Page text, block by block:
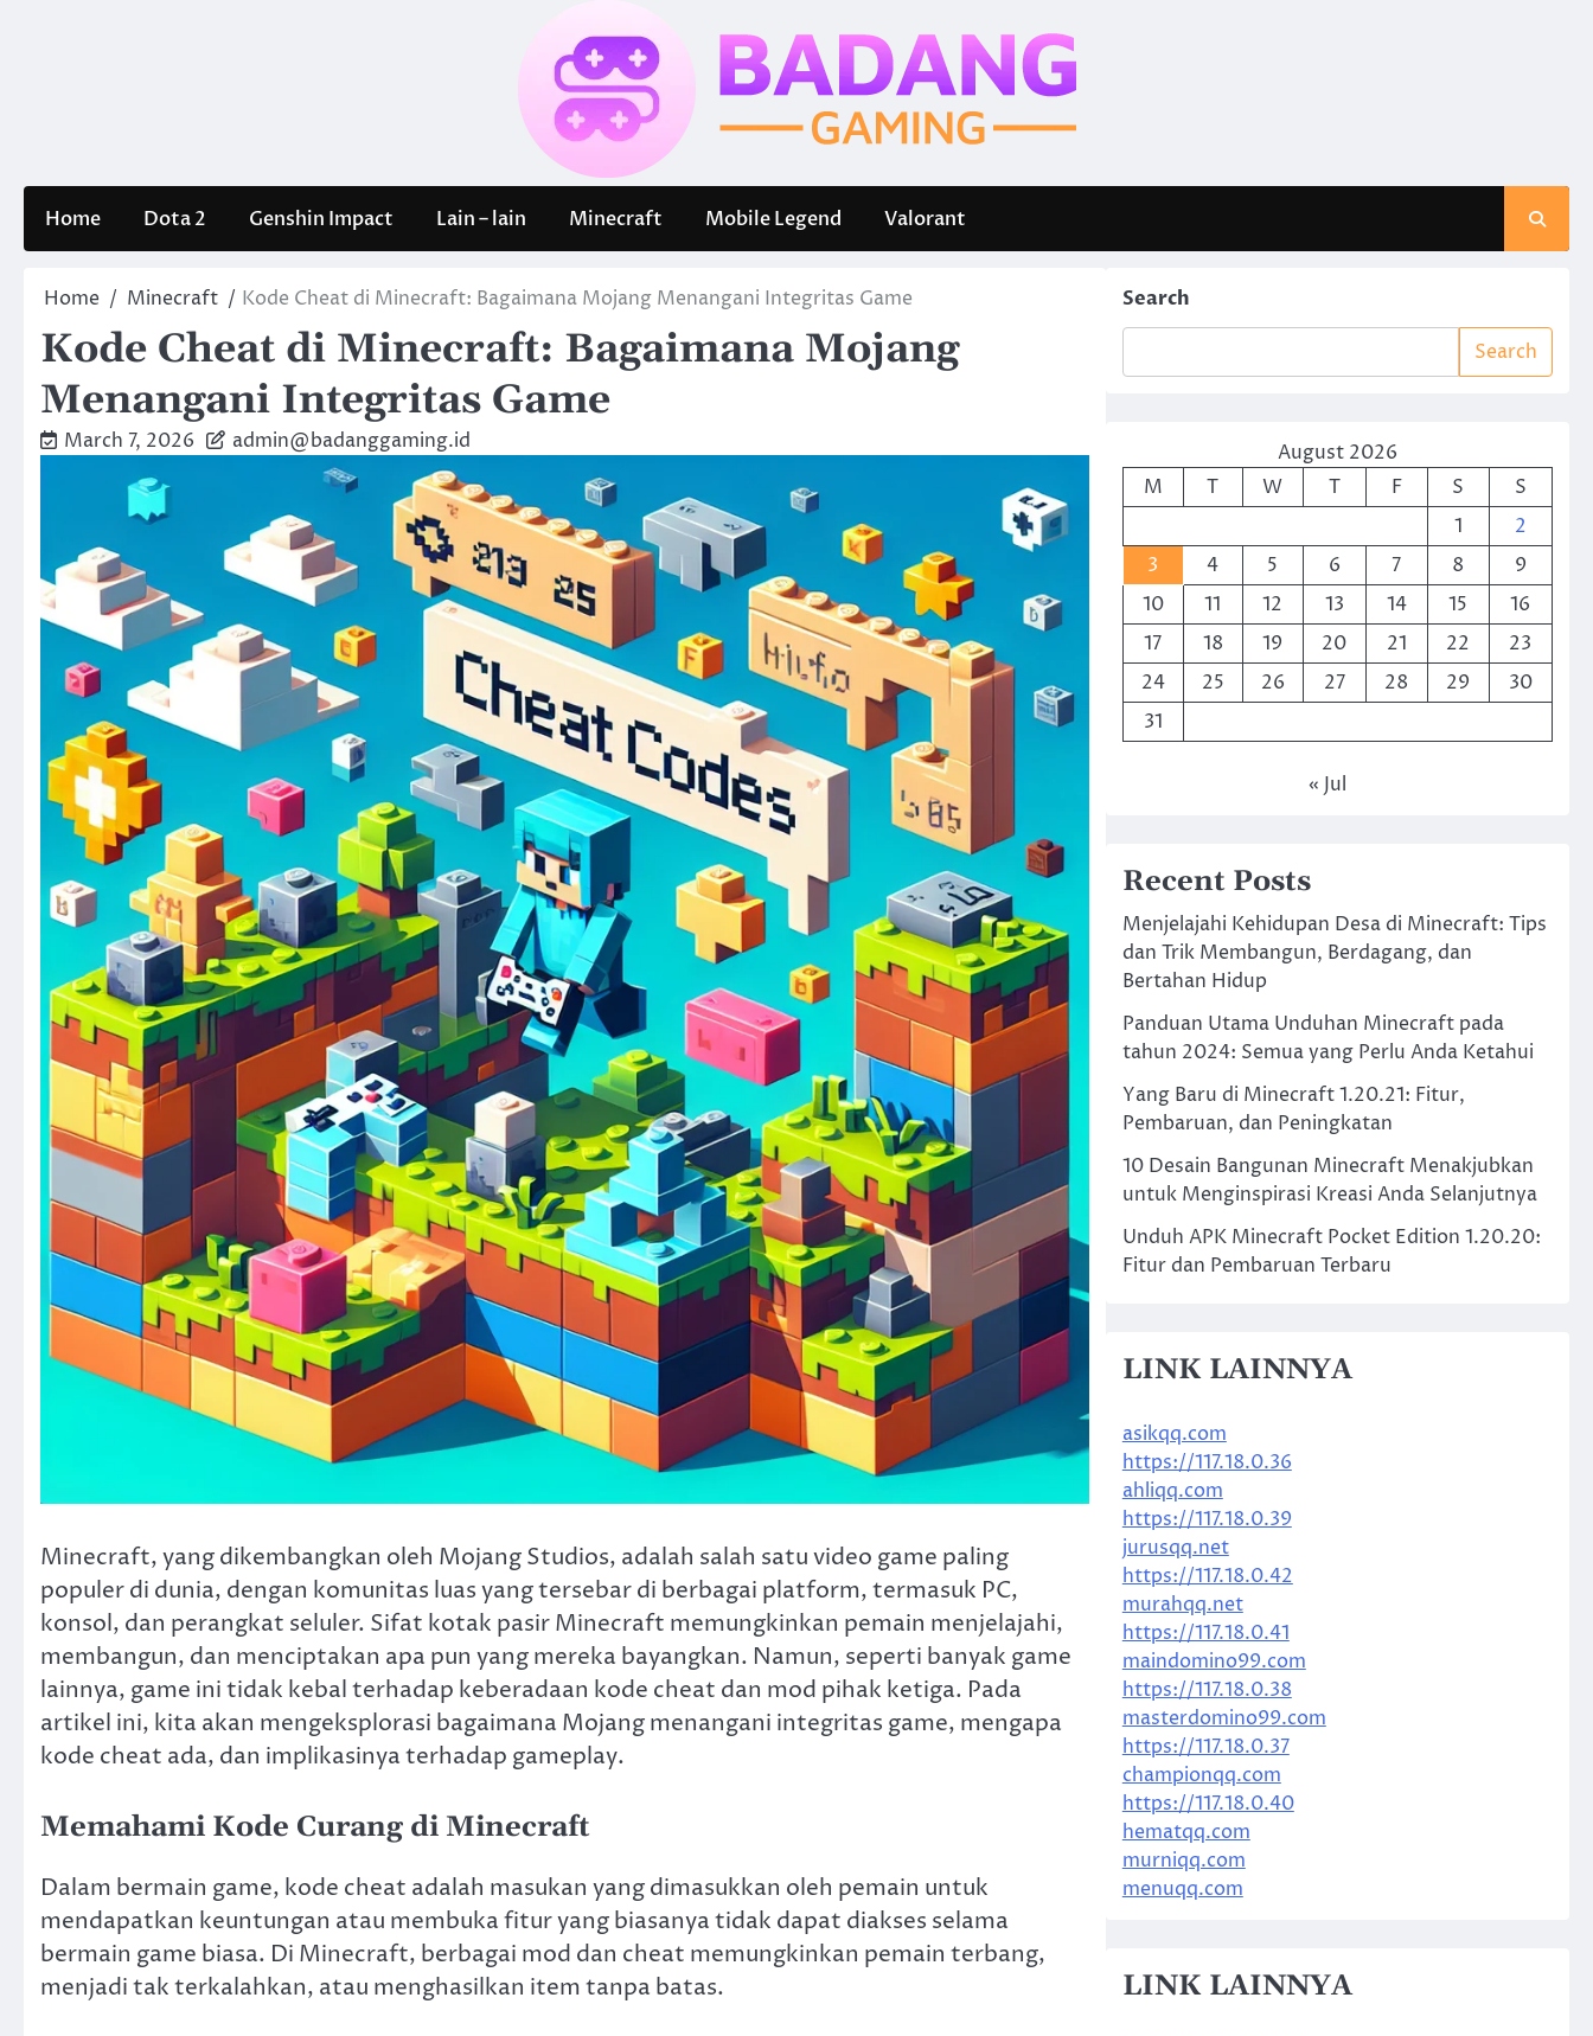
Home Dota 2 Genshin Impact Lain – lain Minecraft Mobile Legend Valorant
Home Minecraft Kode Cheat di Minecraft: Bagaimana Mojang Menangani Integritas Game
Kode Cheat di Minecraft: Bagaimana Mojang
Menangani Integritas Game
March 7, 2026 admin@badanggaming.id
Minecraft, yang dikembangkan oleh Mojang Studios, adalah salah satu video game paling
populer di dunia, dengan komunitas luas yang tersebar di berbagai platform, termasuk PC,
konsol, dan perangkat seluler. Sifat kotak pasir Minecraft memungkinkan pemain menjelajahi,
membangun, dan menciptakan apa pun yang mereka bayangkan. Namun, seperti banyak game
lainnya, game ini tidak kebal terhadap keberadaan kode cheat dan mod pihak ketiga. Pada
artikel ini, kita akan mengeksplorasi bagaimana Mojang menangani integritas game, mengapa
kode cheat ada, dan implikasinya terhadap gameplay.
Memahami Kode Curang di Minecraft
Dalam bermain game, kode cheat adalah masukan yang dimasukkan oleh pemain untuk
mendapatkan keuntungan atau membuka fitur yang biasanya tidak dapat diakses selama
bermain game biasa. Di Minecraft, berbagai mod dan cheat memungkinkan pemain terbang,
menjadi tak terkalahkan, atau menghasilkan item tanpa batas.
Search
Search
August 2026
M
T W T F S
S
1
2
3
4 5 6 7 8
9
10
11 12 13 14 15
16
17
18 19 20 21 22
23
24
25 26 27 28 29
30
31
« Jul
Recent Posts
Menjelajahi Kehidupan Desa di Minecraft: Tips
dan Trik Membangun, Berdagang, dan
Bertahan Hidup
Panduan Utama Unduhan Minecraft pada
tahun 2024: Semua yang Perlu Anda Ketahui
Yang Baru di Minecraft 1.20.21: Fitur,
Pembaruan, dan Peningkatan
10 Desain Bangunan Minecraft Menakjubkan
untuk Menginspirasi Kreasi Anda Selanjutnya
Unduh APK Minecraft Pocket Edition 1.20.20:
Fitur dan Pembaruan Terbaru
LINK LAINNYA
asikqq.com
https://117.18.0.36
ahliqq.com
https://117.18.0.39
jurusqq.net
https://117.18.0.42
murahqq.net
https://117.18.0.41
maindomino99.com
https://117.18.0.38
masterdomino99.com
https://117.18.0.37
championqq.com
https://117.18.0.40
hematqq.com
murniqq.com
menuqq.com
LINK LAINNYA